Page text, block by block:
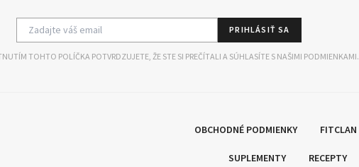
PRIHLÁSIŤ SA
TOHTO POLÍČKA POTVRDZUJETE, ŽE STE SI PREČÍTALI A SÚHLASÍTE S NAŠIMI PODMIENKAMI.
OBCHODNÉ PODMIENKY FITCLAN
SUPLEMENTY RECEPTY